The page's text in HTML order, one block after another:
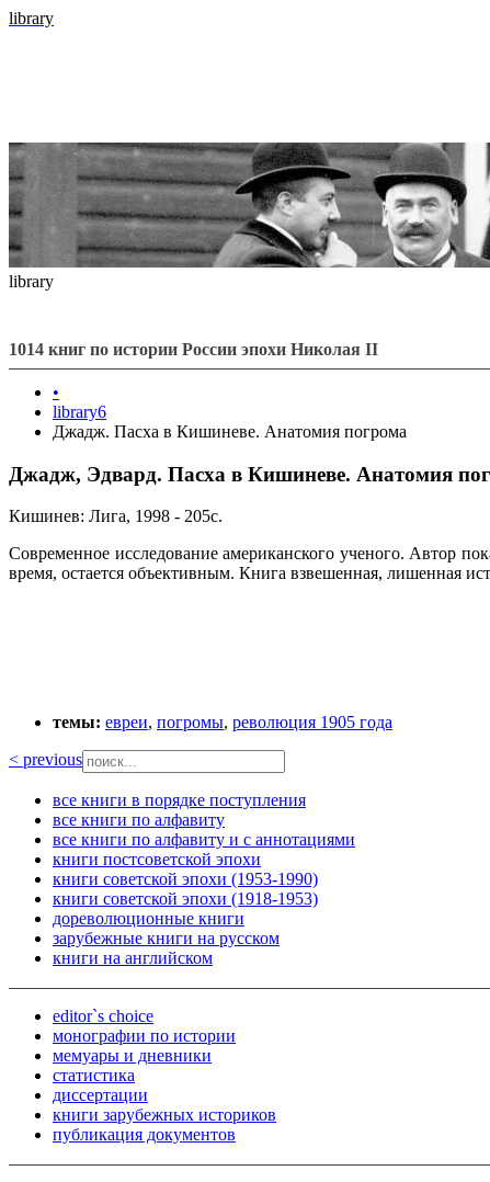
library
library
1014 книг по истории России эпохи Николая II
•
library6
Джадж. Пасха в Кишиневе. Анатомия погрома
Джадж, Эдвард. Пасха в Кишиневе. Анатомия
Кишинев: Лига, 1998 - 205с.
Современное исследование американского ученого. Автор
время, остается объективным. Книга взвешенная, лишенная
темы: евреи, погромы, революция 1905 года
< previous
все книги в порядке поступления
все книги по алфавиту
все книги по алфавиту и с аннотациями
книги постсоветской эпохи
книги советской эпохи (1953-1990)
книги советской эпохи (1918-1953)
дореволюционные книги
зарубежные книги на русском
книги на английском
editor`s choice
монографии по истории
мемуары и дневники
статистика
диссертации
книги зарубежных историков
публикация документов